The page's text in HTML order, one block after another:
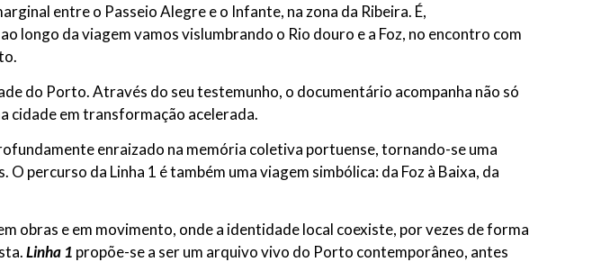
entre o Passeio Alegre e o Infante, na zona da Ribeira. É,
longo da viagem vamos vislumbrando o Rio douro e a Foz, no encontro com
do Porto. Através do seu testemunho, o documentário acompanha não só
cidade em transformação acelerada.
enraizado na memória coletiva portuense, tornando-se uma
percurso da Linha 1 é também uma viagem simbólica: da Foz à Baixa, da
obras e em movimento, onde a identidade local coexiste, por vezes de forma
Linha 1 propõe-se a ser um arquivo vivo do Porto contemporâneo, antes